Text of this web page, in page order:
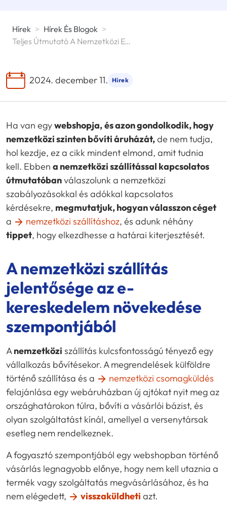
Hírek > Hírek És Blogok >
Teljes Útmutató A Nemzetközi E-Kereskedelemhez
2024. december 11. Hírek
Ha van egywebshopja,és azon gondolkodik, hogy
nemzetközi szinten bővíti áruházát,de nem tudja,
hol kezdje, ez a cikk mindent elmond, amit tudnia
kell. Ebben a nemzetközi szállítással kapcsolatos
útmutatóbanválaszolunk a nemzetközi
szabályozásokkal és adókkal kapcsolatos
kérdésekre, megmutatjuk, hogyan válasszon céget
a
nemzetközi szállításhoz, és adunk néhány
tippet, hogy elkezdhesse a határai kiterjesztését.
A nemzetközi szállítás
jelentősége az e-
kereskedelem növekedése
szempontjából
Anemzetközi szállítás kulcsfontosságú tényező egy
vállalkozás bővítésekor. A megrendelések külföldre
történő szállítása és a
nemzetközi csomagküldés
felajánlása egy webáruházban új ajtókat nyit meg az
országhatárokon túlra, bővíti a vásárlói bázist, és
olyan szolgáltatást kínál, amellyel a versenytársak
esetleg nem rendelkeznek.
A fogyasztó szempontjából egy webshopban történő
vásárlás legnagyobb előnye, hogy nem kell utaznia a
termék vagy szolgáltatás megvásárlásához, és ha
nem elégedett,
visszaküldheti azt.